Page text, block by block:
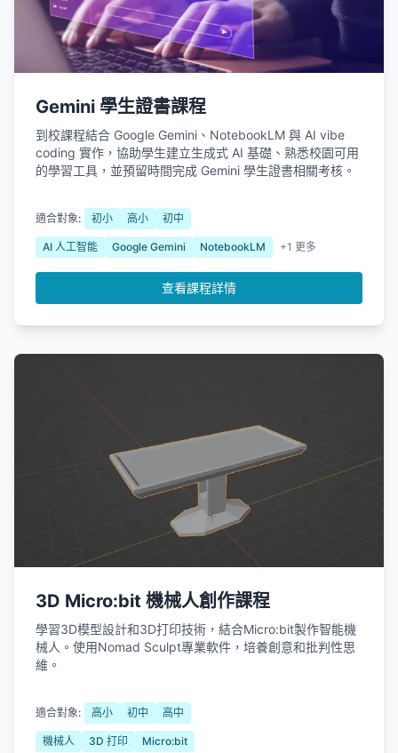
Gemini 學生證書課程
到校課程結合 Google Gemini、NotebookLM 與 AI vibe
coding 實作，協助學生建立生成式 AI 基礎、熟悉校園可用
的學習工具，並預留時間完成 Gemini 學生證書相關考核。
適合對象: 初小 高小 初中
AI 人工智能 Google Gemini NotebookLM +1 更多
查看課程詳情
3D Micro:bit 機械人創作課程
學習3D模型設計和3D打印技術，結合Micro:bit製作智能機
械人。使用Nomad Sculpt專業軟件，培養創意和批判性思
維。
適合對象: 高小 初中 高中
機械人 3D 打印 Micro:bit